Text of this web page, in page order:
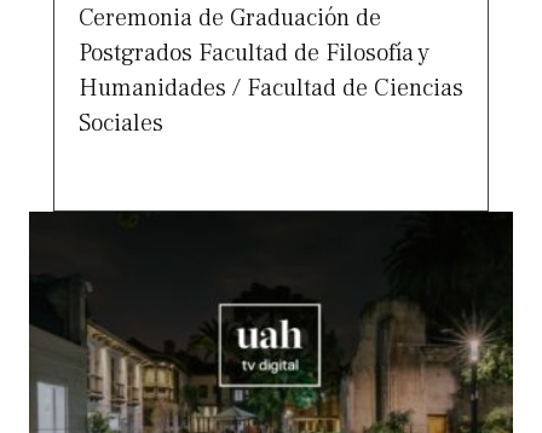
Ceremonia de Graduación de
Postgrados Facultad de Filosofía y
Humanidades / Facultad de Ciencias
Sociales